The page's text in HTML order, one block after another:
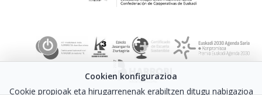
Cookien konfigurazioa
Cookie propioak eta hirugarrenenak erabiltzen ditugu nabigazioa